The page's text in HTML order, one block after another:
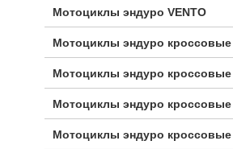
Мотоциклы эндуро VENTO
Мотоциклы эндуро кроссовые
Мотоциклы эндуро кроссовые
Мотоциклы эндуро кроссовые
Мотоциклы эндуро кроссовые